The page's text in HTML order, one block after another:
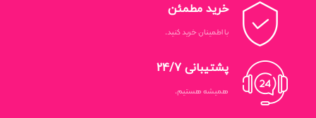
خرید مطمئن
با اطمینان خرید کنید.
پشتیبانی 24/7
همیشه هستیم.